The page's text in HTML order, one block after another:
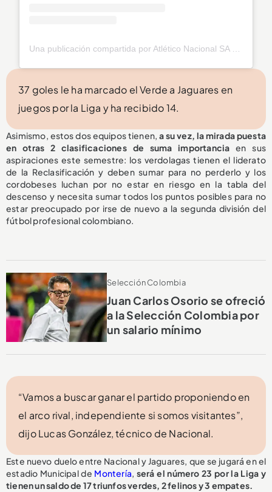
37 goles le ha marcado el Verde a Jaguares en
juegos por la Liga y ha recibido 14.
Asimismo, estos dos equipos tienen, a su vez, la mirada puesta
en otras 2 clasificaciones de suma importancia en sus
aspiraciones este semestre: los verdolagas tienen el liderato
de la Reclasificación y deben sumar para no perderlo y los
cordobeses luchan por no estar en riesgo en la tabla del
descenso y necesita sumar todos los puntos posibles para no
estar preocupado por irse de nuevo a la segunda división del
fútbol profesional colombiano.
Selección Colombia
Juan Carlos Osorio se ofreció
a la Selección Colombia por
un salario mínimo
“Vamos a buscar ganar el partido proponiendo en
el arco rival, independiente si somos visitantes”,
dijo Lucas González, técnico de Nacional.
Este nuevo duelo entre Nacional y Jaguares, que se jugará en el
estadio Municipal de Montería, será el número 23 por la Liga y
tienen un saldo de 17 triunfos verdes, 2 felinos y 3 empates.